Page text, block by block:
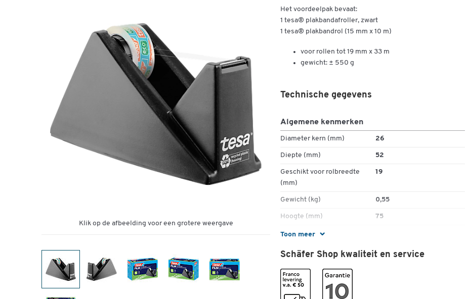
Klik op de afbeelding voor een grotere weergave
Het voordeelpak bevaat:
1 tesa® plakbandafroller, zwart
1 tesa® plakbandrol (15 mm x 10 m)
voor rollen tot 19 mm x 33 m
gewicht: ± 550 g
Toon meer
Technische gegevens
Algemene kenmerken
Diameter kern (mm) 26
Diepte (mm) 52
Geschikt voor rolbreedte
(mm)
19
Gewicht (kg) 0,55
Hoogte (mm) 75
Materiaal
Max. rolbreedte (mm) 19
Kleuren
Kleur
Schäfer Shop kwaliteit en service